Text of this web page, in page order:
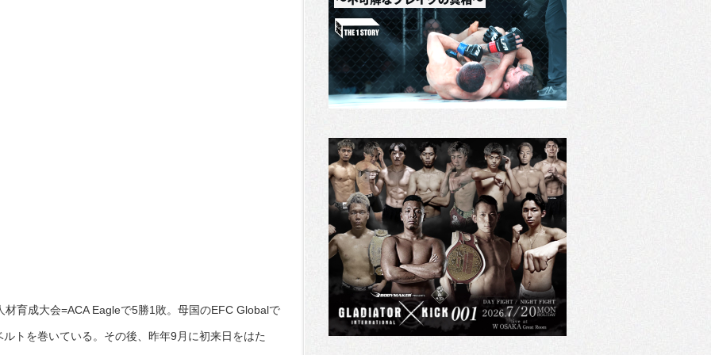
育成大会=ACA Eagleで5勝1敗。母国のEFC Globalで
トを巻いている。その後、昨年9月に初来日をはた